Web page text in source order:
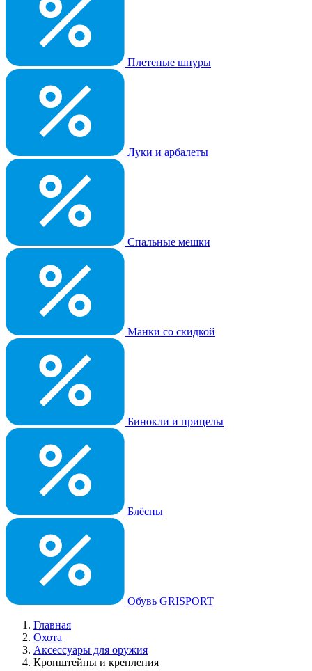
Плетеные шнуры
Луки и арбалеты
Спальные мешки
Манки со скидкой
Бинокли и прицелы
Блёсны
Обувь GRISPORT
Главная
Охота
Аксессуары для оружия
Кронштейны и крепления